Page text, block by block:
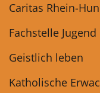
Caritas Rhein-
Fachstelle
Geistlich leben
Katholische